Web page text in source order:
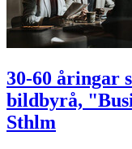
30-60 åringar
bildbyrå,
Sthlm